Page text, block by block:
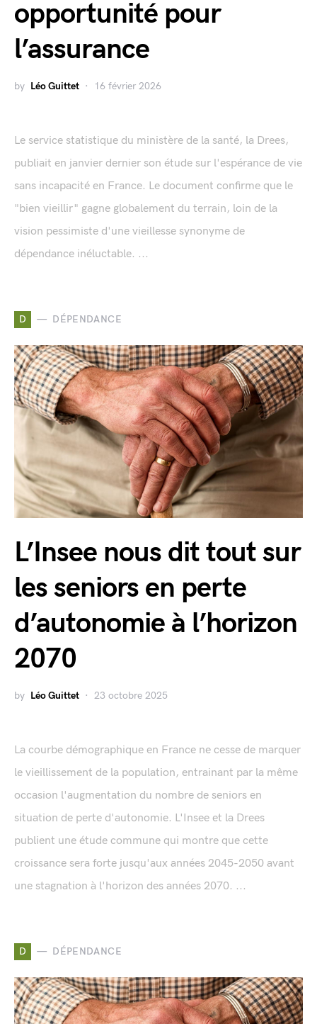
opportunité pour
l’assurance
by Léo Guittet 16 février 2026
Le service statistique du ministère de la santé, la Drees,
publiait en janvier dernier son étude sur l'espérance de vie
sans incapacité en France. Le document confirme que le
"bien vieillir" gagne globalement du terrain, loin de la
vision pessimiste d'une vieillesse synonyme de
dépendance inéluctable. ...
D DÉPENDANCE
L’Insee nous dit tout sur
les seniors en perte
d’autonomie à l’horizon
2070
by Léo Guittet 23 octobre 2025
La courbe démographique en France ne cesse de marquer
le vieillissement de la population, entrainant par la même
occasion l'augmentation du nombre de seniors en
situation de perte d'autonomie. L'Insee et la Drees
publient une étude commune qui montre que cette
croissance sera forte jusqu'aux années 2045-2050 avant
une stagnation à l'horizon des années 2070. ...
D DÉPENDANCE